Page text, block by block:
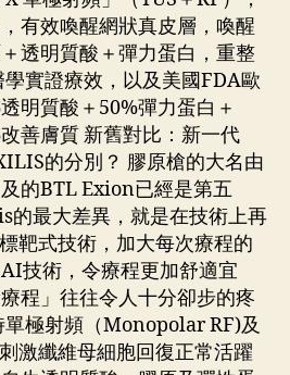
有效喚醒網狀真皮層，喚醒
透明質酸＋彈力蛋白，重整
實證療效，以及美國FDA歐
明質酸＋50%彈力蛋白＋
善膚質 新舊對比：新一代
的分別？ 膠原槍的大名由
的BTL Exion已經是第五
的最大差異，就是在技術上再
靶式技術，加大每次療程的
技術，令療程更加舒適宜
程」往往令人十分卻步的疼
單極射頻（Monopolar RF)及
激纖維母細胞回復正常活躍